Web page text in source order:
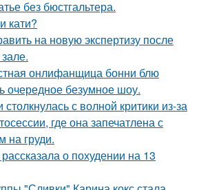
без бюстгальтера.
кати?
на новую экспертизу после
онлифанщица бонни блю
очередное безумное шоу.
с волной критики из-за
где она запечатлена с
на груди.
о похудении на 13